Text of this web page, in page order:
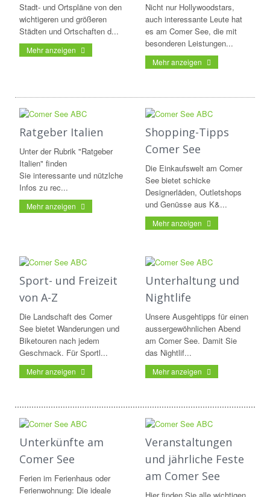
Stadt- und Ortspläne von den
wichtigeren und größeren
Städten und Ortschaften d...
Mehr anzeigen
Nicht nur Hollywoodstars,
auch interessante Leute hat
es am Comer See, die mit
besonderen Leistungen...
Mehr anzeigen
Ratgeber Italien
Unter der Rubrik "Ratgeber
Italien" finden
Sie interessante und nützlche
Infos zu rec...
Mehr anzeigen
Shopping-Tipps
Comer See
Die Einkaufswelt am Comer
See bietet schicke
Designerläden, Outletshops
und Genüsse aus K&...
Mehr anzeigen
Sport- und Freizeit
von A-Z
Die Landschaft des Comer
See bietet Wanderungen und
Biketouren nach jedem
Geschmack. Für Sportl...
Mehr anzeigen
Unterhaltung und
Nightlife
Unsere Ausgehtipps für einen
aussergewöhnlichen Abend
am Comer See. Damit Sie
das Nightlif...
Mehr anzeigen
Unterkünfte am
Comer See
Ferien im Ferienhaus oder
Ferienwohnung: Die ideale
Veranstaltungen
und jährliche Feste
am Comer See